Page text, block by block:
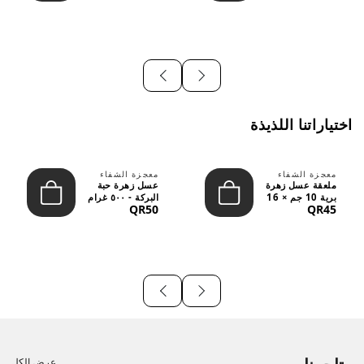
اختياراتنا اللذيذة
معجزة الشفاء
ملعقة عسل زهرة
برية 10 جم × 16
قطعة
QR45
معجزة الشفاء
عسل زهرة حبة
البركة - ٥٠٠ غرام
QR50